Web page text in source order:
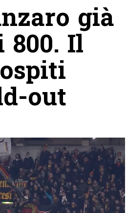
già
800. Il
out